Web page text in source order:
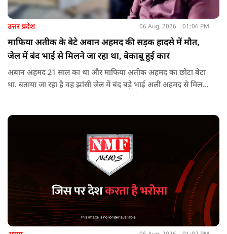
उत्तर प्रदेश 06 Aug, 2026 01:06 PM
माफिया अतीक के बेटे अबान अहमद की सड़क हादसे में मौत,
जेल में बंद भाई से मिलने जा रहा था, बेकाबू हुई कार
अबान अहमद 21 साल का था और माफिया अतीक अहमद का छोटा बेटा
था. बताया जा रहा है वह झांसी जेल में बंद बड़े भाई अली अहमद से मिलने